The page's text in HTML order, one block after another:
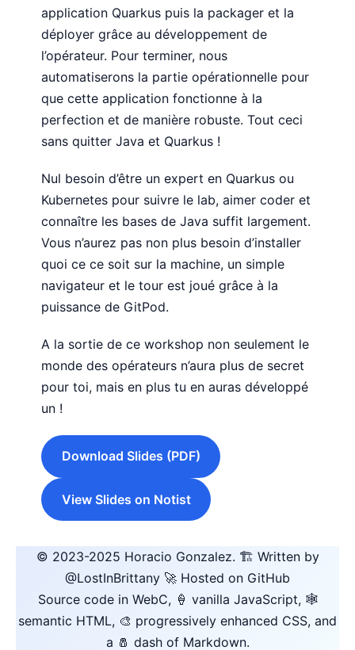
application Quarkus puis la packager et la
déployer grâce au développement de
l’opérateur. Pour terminer, nous
automatiserons la partie opérationnelle pour
que cette application fonctionne à la
perfection et de manière robuste. Tout ceci
sans quitter Java et Quarkus !
Nul besoin d’être un expert en Quarkus ou
Kubernetes pour suivre le lab, aimer coder et
connaître les bases de Java suffit largement.
Vous n’aurez pas non plus besoin d’installer
quoi ce ce soit sur la machine, un simple
navigateur et le tour est joué grâce à la
puissance de GitPod.
A la sortie de ce workshop non seulement le
monde des opérateurs n’aura plus de secret
pour toi, mais en plus tu en auras développé
un !
Download Slides (PDF)
View Slides on Notist
© 2023-2025 Horacio Gonzalez. 🏗️ Written by
@LostInBrittany 🚀 Hosted on GitHub
Source code in WebC, 🍦 vanilla JavaScript, 🕸️
semantic HTML, 🎨 progressively enhanced CSS, and
a 🧂 dash of Markdown.